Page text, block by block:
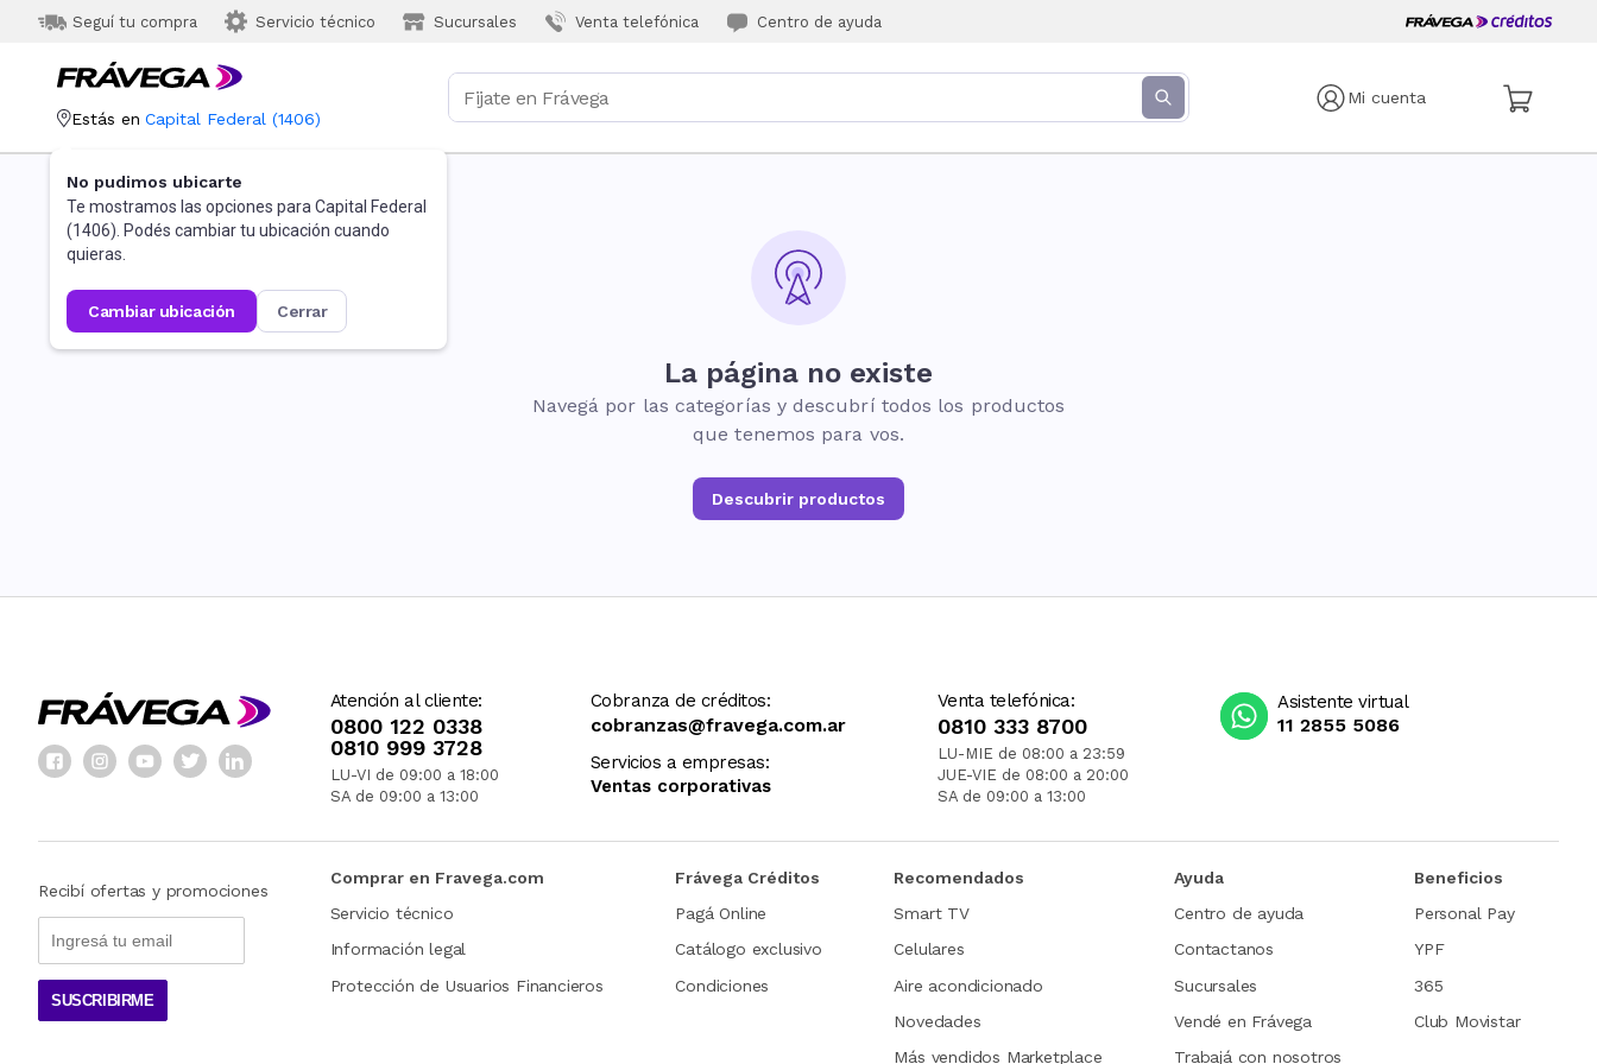
Seguí tu compra Servicio técnico Sucursales Venta telefónica Centro de ayuda
Mi cuenta
Estás en Capital Federal (1406)
No pudimos ubicarte
Te mostramos las opciones para Capital Federal
(1406). Podés cambiar tu ubicación cuando
quieras.
cambiar ubicación cerrar
La página no existe
Navegá por las categorías y descubrí todos los productos
que tenemos para vos.
Descubrir productos
Atención al cliente:
0800 122 0338
0810 999 3728
LU-VI de 09:00 a 18:00
SA de 09:00 a 13:00
Cobranza de créditos:
cobranzas@fravega.com.ar
Servicios a empresas:
Ventas corporativas
Venta telefónica:
0810 333 8700
LU-MIE de 08:00 a 23:59
JUE-VIE de 08:00 a 20:00
SA de 09:00 a 13:00
Asistente virtual
11 2855 5086
Recibí ofertas y promociones
SUSCRIBIRME
Comprar en Fravega.com
Servicio técnico
Información legal
Protección de Usuarios Financieros
Frávega Créditos
Pagá Online
Catálogo exclusivo
Condiciones
Recomendados
Smart TV
Celulares
Aire acondicionado
Novedades
Más vendidos Marketplace
Ayuda
Centro de ayuda
Contactanos
Sucursales
Vendé en Frávega
Trabajá con nosotros
Beneficios
Personal Pay
YPF
365
Club Movistar